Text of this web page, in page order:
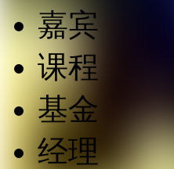
嘉宾
课程
基金
经理